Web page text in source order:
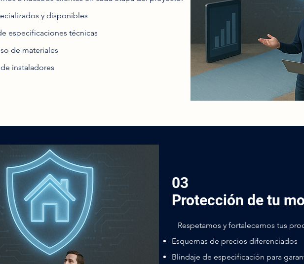
y disponibles
especificaciones técnicas
de materiales
instaladores
03
Protección de tu
Respetamos y fortalecemos tus
Esquemas de precios diferenciados
Blindaje de especificación para